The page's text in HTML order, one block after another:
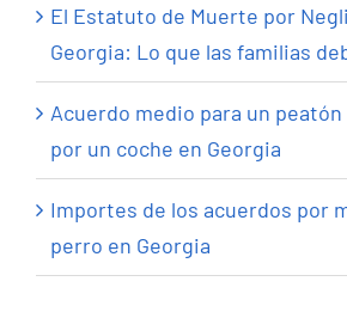
El Estatuto de Muerte por
Georgia: Lo que las familias
Acuerdo medio para un
por un coche en Georgia
Importes de los acuerdos por
perro en Georgia